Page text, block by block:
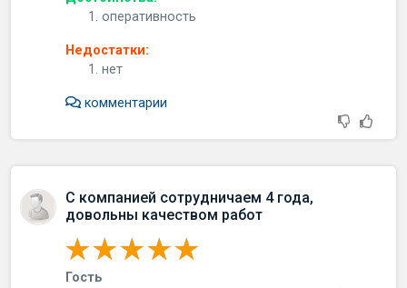
оперативность
Недостатки:
нет
комментарии
С компанией сотрудничаем 4 года,
довольны качеством работ
Гость